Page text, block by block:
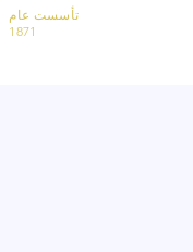
تأسست عام
1871